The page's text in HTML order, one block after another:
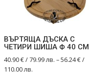
ВЪРТЯЩА ДЪСКА С
ЧЕТИРИ ШИША Ф 40 СМ
40.90€/ 79.99 лв. –56.24€/
110.00 лв.